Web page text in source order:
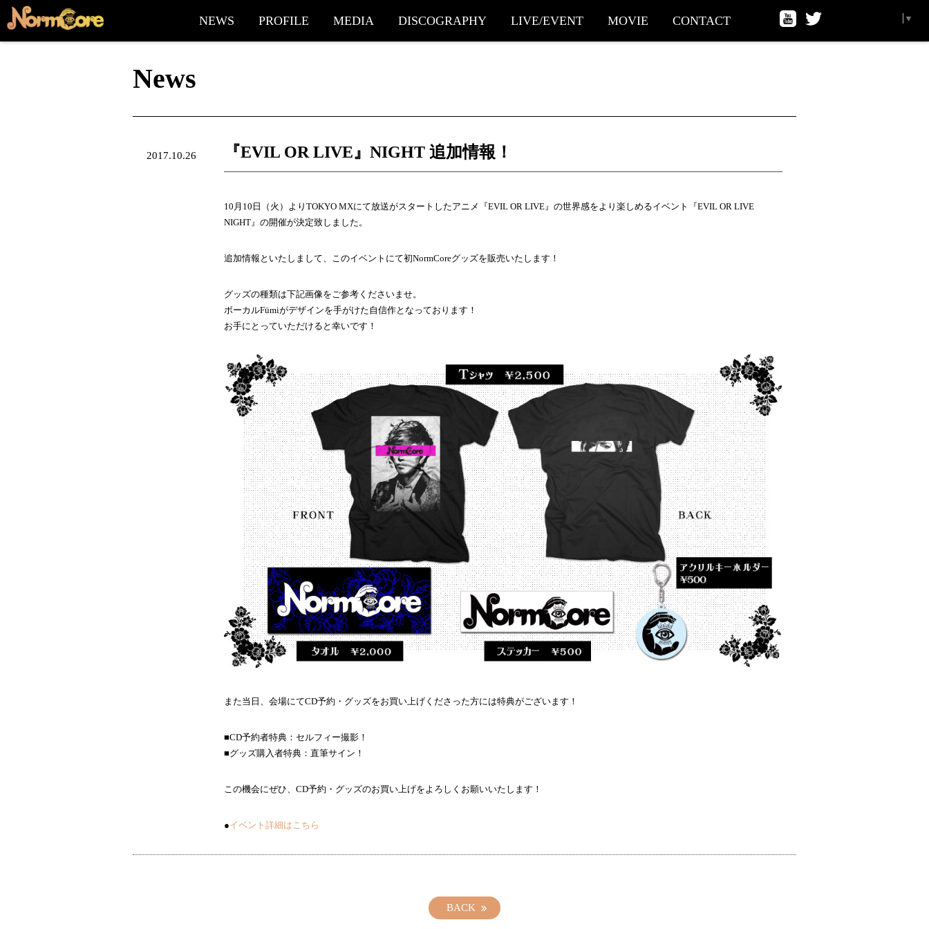
NEWS PROFILE MEDIA DISCOGRAPHY LIVE/EVENT MOVIE CONTACT ▼
News
2017.10.26 『EVIL OR LIVE』NIGHT 追加情報！
10月10日（火）よりTOKYO MXにて放送がスタートしたアニメ『EVIL OR LIVE』の世界感をより楽しめるイベント『EVIL OR LIVE
NIGHT』の開催が決定致しました。
追加情報といたしまして、このイベントにて初NormCoreグッズを販売いたします！
グッズの種類は下記画像をご参考くださいませ。
ボーカルFümiがデザインを手がけた自信作となっております！
お手にとっていただけると幸いです！
また当日、会場にてCD予約・グッズをお買い上げくださった方には特典がございます！
■CD予約者特典：セルフィー撮影！
■グッズ購入者特典：直筆サイン！
この機会にぜひ、CD予約・グッズのお買い上げをよろしくお願いいたします！
●イベント詳細はこちら
BACK